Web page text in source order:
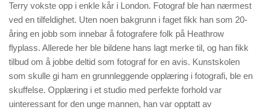
Terry vokste opp i enkle kår i London. Fotograf ble han nærmest
ved en tilfeldighet. Uten noen bakgrunn i faget fikk han som 20-
åring en jobb som innebar å fotografere folk på Heathrow
flyplass. Allerede her ble bildene hans lagt merke til, og han fikk
tilbud om å jobbe deltid som fotograf for en avis. Kunstskolen
som skulle gi ham en grunnleggende opplæring i fotografi, ble en
skuffelse. Opplæring i et studio med perfekte forhold var
uinteressant for den unge mannen, han var opptatt av